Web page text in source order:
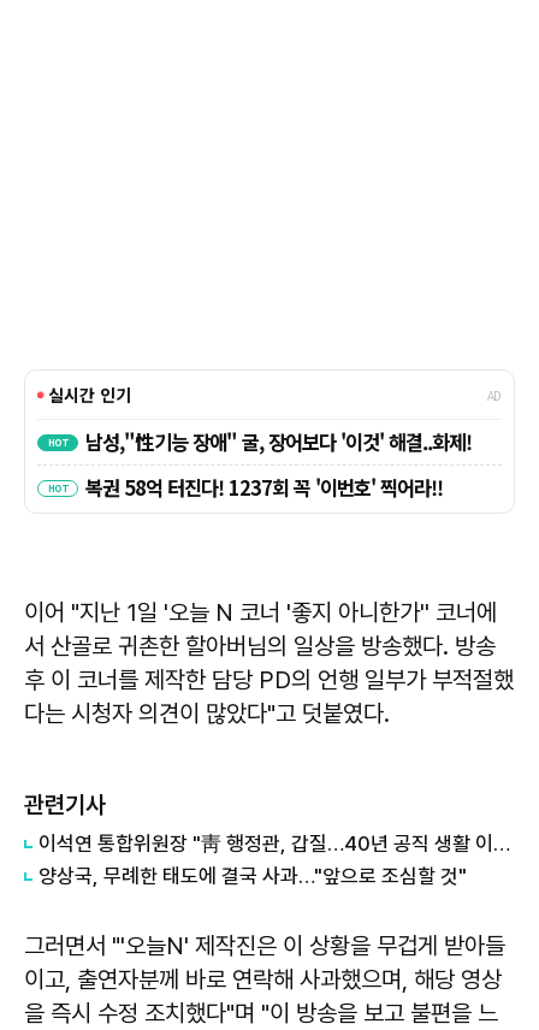
이어 "지난 1일 '오늘 N 코너 '좋지 아니한가'' 코너에
서 산골로 귀촌한 할아버님의 일상을 방송했다. 방송
후 이 코너를 제작한 담당 PD의 언행 일부가 부적절했
다는 시청자 의견이 많았다"고 덧붙였다.
관련기사
이석연 통합위원장 "靑 행정관, 갑질…40년 공직 생활 이런 무례 처음"
양상국, 무례한 태도에 결국 사과…"앞으로 조심할 것"
그러면서 "'오늘N' 제작진은 이 상황을 무겁게 받아들
이고, 출연자분께 바로 연락해 사과했으며, 해당 영상
을 즉시 수정 조치했다"며 "이 방송을 보고 불편을 느